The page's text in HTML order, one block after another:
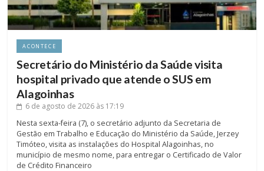
ACONTECE
Secretário do Ministério da Saúde visita
hospital privado que atende o SUS em
Alagoinhas
6 de agosto de 2026 às 17:19
Nesta sexta-feira (7), o secretário adjunto da Secretaria de
Gestão em Trabalho e Educação do Ministério da Saúde, Jerzey
Timóteo, visita as instalações do Hospital Alagoinhas, no
município de mesmo nome, para entregar o Certificado de Valor
de Crédito Financeiro